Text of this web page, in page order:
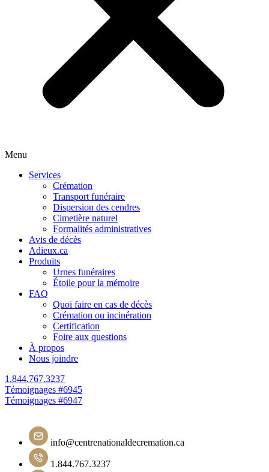
Menu
Services
Crémation
Transport funéraire
Dispersion des cendres
Cimetière naturel
Formalités administratives
Avis de décès
Adieux.ca
Produits
Urnes funéraires
Étoile pour la mémoire
FAQ
Quoi faire en cas de décès
Crémation ou incinération
Certification
Foire aux questions
À propos
Nous joindre
1.844.767.3237
Navigation
de
l'article
Témoignages #6945
Témoignages #6947
info@centrenationaldecremation.ca
1.844.767.3237